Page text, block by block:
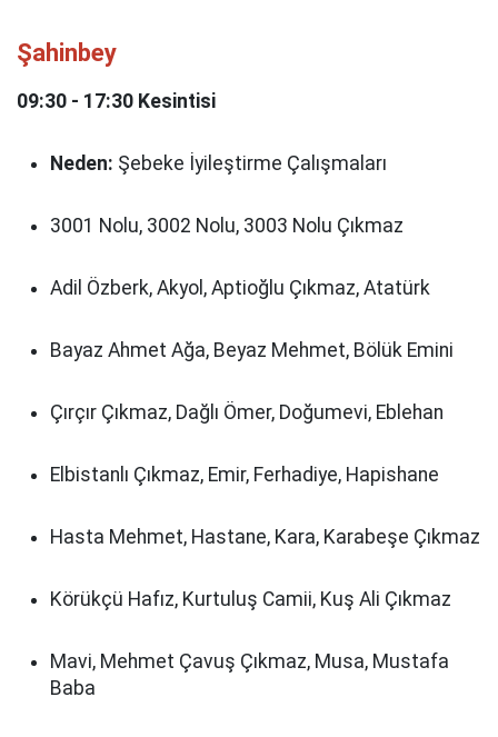
Şahinbey
09:30 - 17:30 Kesintisi
Neden: Şebeke İyileştirme Çalışmaları
3001 Nolu, 3002 Nolu, 3003 Nolu Çıkmaz
Adil Özberk, Akyol, Aptioğlu Çıkmaz, Atatürk
Bayaz Ahmet Ağa, Beyaz Mehmet, Bölük Emini
Çırçır Çıkmaz, Dağlı Ömer, Doğumevi, Eblehan
Elbistanlı Çıkmaz, Emir, Ferhadiye, Hapishane
Hasta Mehmet, Hastane, Kara, Karabeşe Çıkmaz
Körükçü Hafız, Kurtuluş Camii, Kuş Ali Çıkmaz
Mavi, Mehmet Çavuş Çıkmaz, Musa, Mustafa
Baba